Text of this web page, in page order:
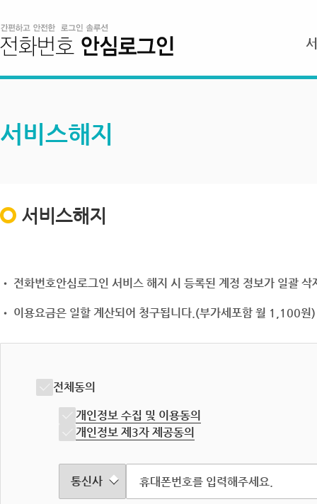
서비스해지
서비스해지
• 전화번호안심로그인 서비스 해지 시 등록된 계정 정보가 일괄
• 이용요금은 일할 계산되어 청구됩니다.(부가세포함 월 1,100원)
전체동의
개인정보 수집 및 이용동의
개인정보 제3자 제공동의